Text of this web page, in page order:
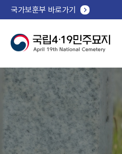
국가보훈부 바로가기